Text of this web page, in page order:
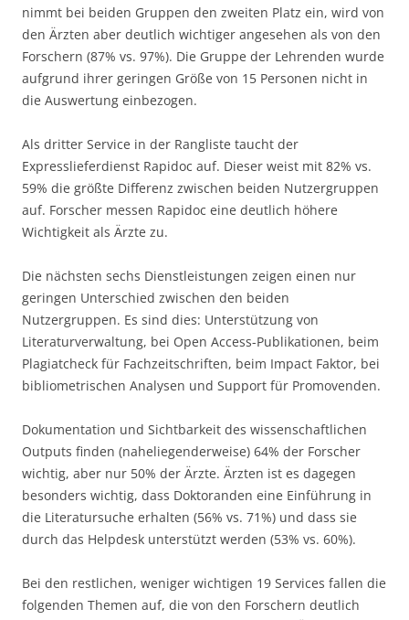
nimmt bei beiden Gruppen den zweiten Platz ein, wird von
den Ärzten aber deutlich wichtiger angesehen als von den
Forschern (87% vs. 97%). Die Gruppe der Lehrenden wurde
aufgrund ihrer geringen Größe von 15 Personen nicht in
die Auswertung einbezogen.
Als dritter Service in der Rangliste taucht der
Expresslieferdienst Rapidoc auf. Dieser weist mit 82% vs.
59% die größte Differenz zwischen beiden Nutzergruppen
auf. Forscher messen Rapidoc eine deutlich höhere
Wichtigkeit als Ärzte zu.
Die nächsten sechs Dienstleistungen zeigen einen nur
geringen Unterschied zwischen den beiden
Nutzergruppen. Es sind dies: Unterstützung von
Literaturverwaltung, bei Open Access-Publikationen, beim
Plagiatcheck für Fachzeitschriften, beim Impact Faktor, bei
bibliometrischen Analysen und Support für Promovenden.
Dokumentation und Sichtbarkeit des wissenschaftlichen
Outputs finden (naheliegenderweise) 64% der Forscher
wichtig, aber nur 50% der Ärzte. Ärzten ist es dagegen
besonders wichtig, dass Doktoranden eine Einführung in
die Literatursuche erhalten (56% vs. 71%) und dass sie
durch das Helpdesk unterstützt werden (53% vs. 60%).
Bei den restlichen, weniger wichtigen 19 Services fallen die
folgenden Themen auf, die von den Forschern deutlich